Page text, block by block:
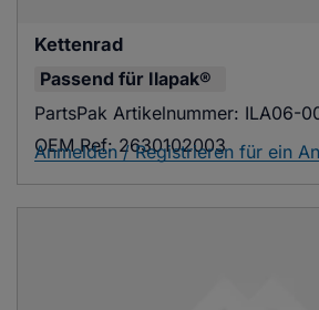
Kettenrad
Passend für Ilapak®
PartsPak Artikelnummer: ILA06-
OEM Ref: 2630102003
Anmelden / Registrieren für ein